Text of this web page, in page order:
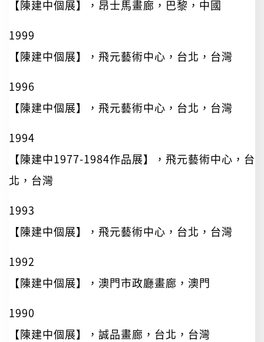
【陳建中個展】，昂士馬畫廊，巴黎，中國
1999
【陳建中個展】，飛元藝術中心，台北，台灣
1996
【陳建中個展】，飛元藝術中心，台北，台灣
1994
【陳建中1977-1984作品展】，飛元藝術中心，台
北，台灣
1993
【陳建中個展】，飛元藝術中心，台北，台灣
1992
【陳建中個展】，澳門市政廳畫廊，澳門
1990
【陳建中個展】，誠品畫廊，台北，台灣